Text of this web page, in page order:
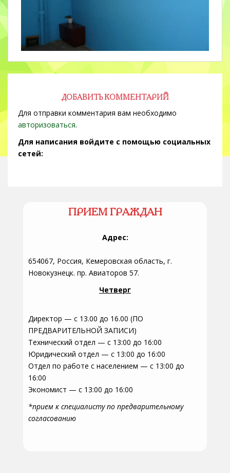
ДОБАВИТЬ КОММЕНТАРИЙ
Для отправки комментария вам необходимо
авторизоваться.
Для написания войдите с помощью социальных
сетей:
ПРИЕМ ГРАЖДАН
Адрес:
654067, Россия, Кемеровская область, г.
Новокузнецк. пр. Авиаторов 57.
Четверг
Директор — с 13.00 до 16.00 (ПО
ПРЕДВАРИТЕЛЬНОЙ ЗАПИСИ)
Технический отдел — с 13:00 до 16:00
Юридический отдел — с 13:00 до 16:00
Отдел по работе с населением — с 13:00 до
16:00
Экономист — с 13:00 до 16:00
*прием к специалисту по предварительному
согласованию